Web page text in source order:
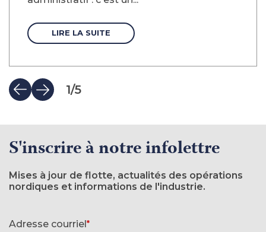
1/5
LIRE LA SUITE
S'inscrire à notre infolettre
Mises à jour de flotte, actualités des opérations
nordiques et informations de l'industrie.
Adresse courriel *